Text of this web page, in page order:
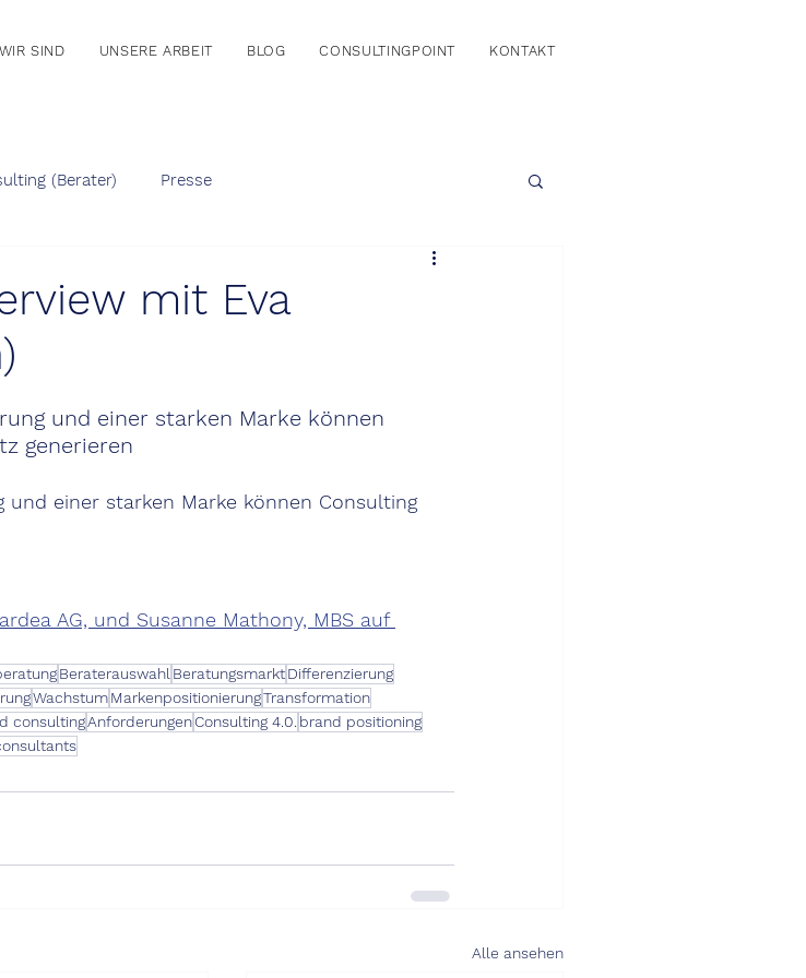
SIND UNSERE ARBEIT BLOG CONSULTINGPOINT KONTAKT
(Berater) Presse
mit Eva
und einer starken Marke können
generieren
einer starken Marke können Consulting
AG, und Susanne Mathony, MBS auf
Beraterauswahl BeratungsmarktDifferenzierung
WachstumMarkenpositionierungTransformation
consultingAnforderungenConsulting 4.0. brand positioning
Alle ansehen